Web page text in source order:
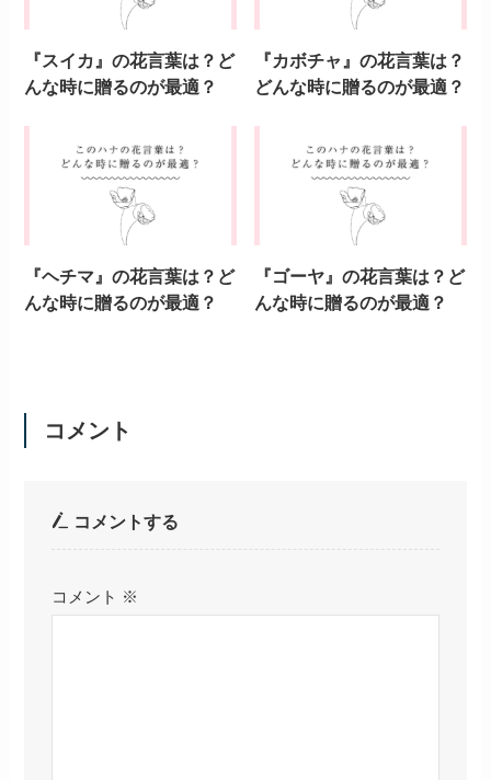
『スイカ』の花言葉は？ど
んな時に贈るのが最適？
『カボチャ』の花言葉は？
どんな時に贈るのが最適？
『ヘチマ』の花言葉は？ど
んな時に贈るのが最適？
『ゴーヤ』の花言葉は？ど
んな時に贈るのが最適？
コメント
コメントする
コメント ※